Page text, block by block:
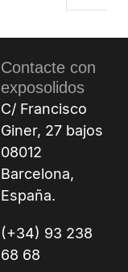
Contacte con
exposolidos
C/ Francisco
Giner, 27 bajos
08012
Barcelona,
España.
(+34) 93 238
68 68